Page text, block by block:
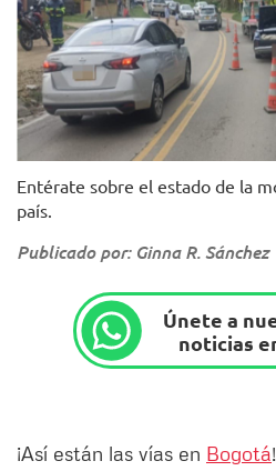
Entérate sobre el estado de la
país.
Publicado por: Ginna R. Sánchez
Únete a
noticias
¡Así están las vías en Bogotá